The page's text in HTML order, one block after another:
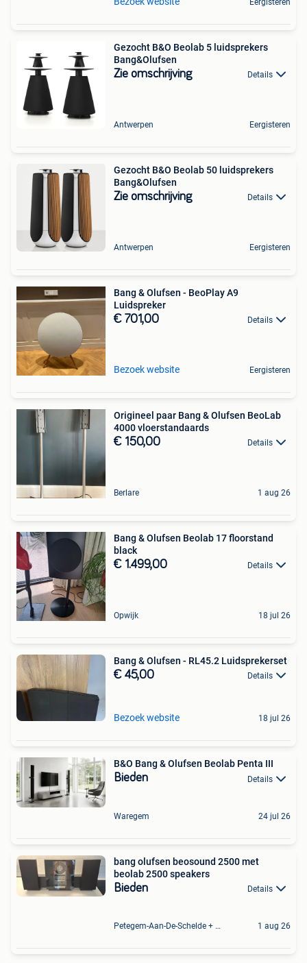
Gezocht B&O Beolab 5 luidsprekers
Bang&Olufsen
Zie omschrijving Details
Antwerpen Eergisteren
Gezocht B&O Beolab 50 luidsprekers
Bang&Olufsen
Zie omschrijving Details
Antwerpen Eergisteren
Bang & Olufsen - BeoPlay A9
Luidspreker
€ 701,00 Details
Bezoek website Eergisteren
Origineel paar Bang & Olufsen BeoLab
4000 vloerstandaards
€ 150,00 Details
Berlare 1 aug 26
Bang & Olufsen Beolab 17 floorstand
black
€ 1.499,00 Details
Opwijk 18 jul 26
Bang & Olufsen - RL45.2 Luidsprekerset
€ 45,00 Details
Bezoek website 18 jul 26
B&O Bang & Olufsen Beolab Penta III
Bieden Details
Waregem 24 jul 26
bang olufsen beosound 2500 met
beolab 2500 speakers
Bieden Details
Petegem-Aan-De-Schelde + Deel Van Oudenaarde 1 aug 26